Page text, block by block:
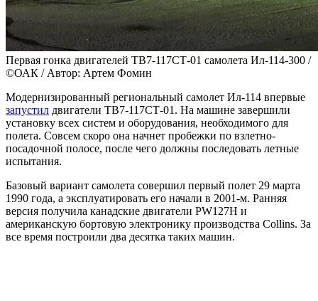
Первая гонка двигателей ТВ7-117СТ-01 самолета Ил-114-300 /
©ОАК / Автор: Артем Фомин
Модернизированный региональный самолет Ил-114 впервые
запустил двигатели ТВ7-117СТ-01. На машине завершили
установку всех систем и оборудования, необходимого для
полета. Совсем скоро она начнет пробежки по взлетно-
посадочной полосе, после чего должны последовать летные
испытания.
Базовый вариант самолета совершил первый полет 29 марта
1990 года, а эксплуатировать его начали в 2001-м. Ранняя
версия получила канадские двигатели PW127H и
американскую бортовую электронику производства Collins. За
все время построили два десятка таких машин.